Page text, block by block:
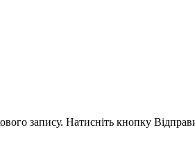
запису. Натисніть кнопку